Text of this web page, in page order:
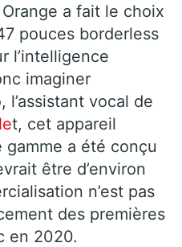
a fait le choix
pouces borderless
l’intelligence
imaginer
l’assistant vocal de
t, cet appareil
a été conçu
être d’environ
n’est pas
des premières
en 2020.